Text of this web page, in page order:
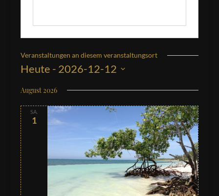
Veranstaltungen an diesem veranstaltungsort
Heute - 2026-12-12
wählen.
August 2026
SA.
1